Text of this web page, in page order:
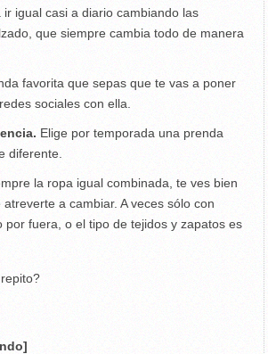
igual casi a diario cambiando las
que siempre cambia todo de manera
favorita que sepas que te vas a poner
sociales con ella.
Elige por temporada una prenda
diferente.
la ropa igual combinada, te ves bien
a cambiar. A veces sólo con
fuera, o el tipo de tejidos y zapatos es